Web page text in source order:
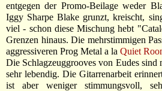
entgegen der Promo-Beilage weder
Iggy Sharpe Blake grunzt, kreischt,
viel - schon diese Mischung hebt
Grenzen hinaus. Die mehrstimmigen
aggressiveren Prog Metal a la Quiet
Die Schlagzeuggrooves von Eudes
sehr lebendig. Die Gitarrenarbeit
ist aber weniger stimmungsvoll,